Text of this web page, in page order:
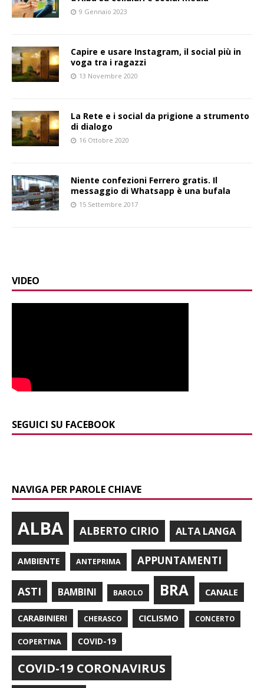
9 Gennaio 2023
Capire e usare Instagram, il social più in
voga tra i ragazzi
13 Novembre 2020
La Rete e i social da prigione a strumento
di dialogo
16 Ottobre 2020
Niente confezioni Ferrero gratis. Il
messaggio di Whatsapp è una bufala
15 Settembre 2017
VIDEO
SEGUICI SU FACEBOOK
NAVIGA PER PAROLE CHIAVE
ALBA ALBERTO CIRIO ALTA LANGA
AMBIENTE ANTEPRIMA APPUNTAMENTI
ASTI BAMBINI BAROLO BRA CANALE
CARABINIERI CHERASCO CICLISMO CONCERTO
COPERTINA COVID-19
COVID-19 CORONAVIRUS